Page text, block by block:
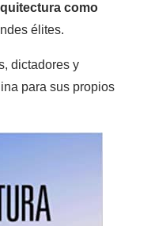
como
élites.
dictadores y
para sus propios